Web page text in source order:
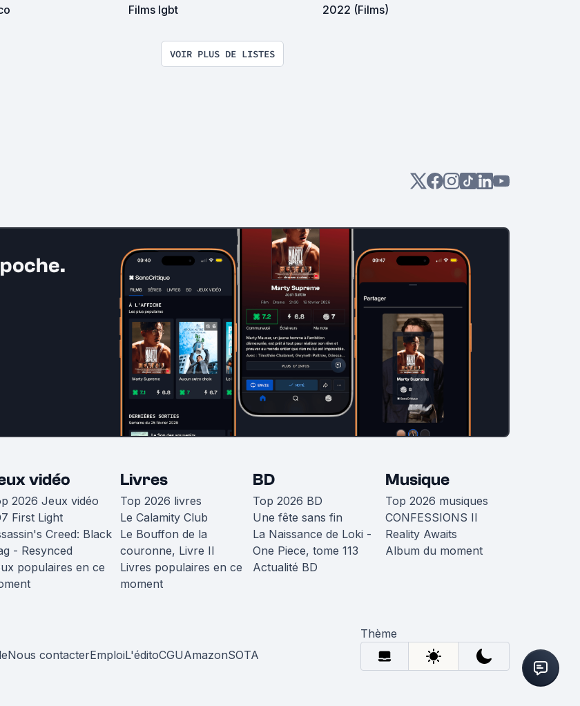
Films lgbt 2022 (Films)
VOIR PLUS DE LISTES
vidéo
2026 Jeux vidéo
First Light
Creed: Black
- Resynced
populaires en ce
Livres
Top 2026 livres
Le Calamity Club
Le Bouffon de la
couronne, Livre II
Livres populaires en ce
moment
BD
Top 2026 BD
Une fête sans fin
La Naissance de Loki -
One Piece, tome 113
Actualité BD
Musique
Top 2026 musiques
CONFESSIONS II
Reality Awaits
Album du moment
Nous contacterEmploiL'éditoCGUAmazonSOTA
Thème